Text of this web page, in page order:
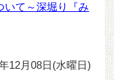
いて～深堀り『み
12月08日(水曜日)